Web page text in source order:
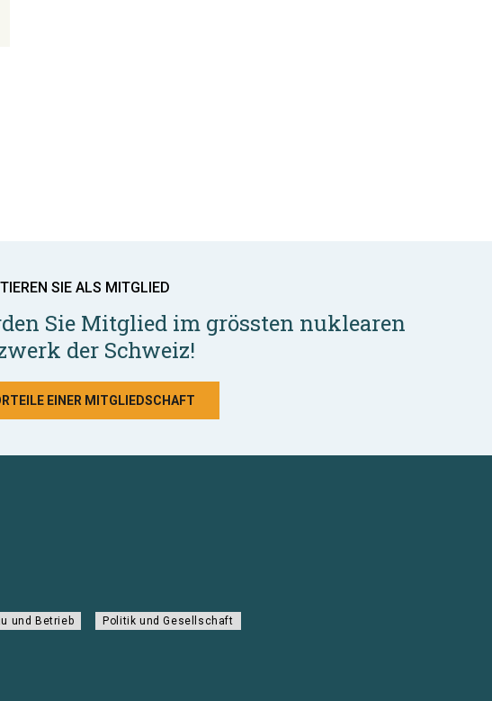
SIE ALS MITGLIED
Sie Mitglied im grössten nuklearen
der Schweiz!
EINER MITGLIEDSCHAFT
und Betrieb Politik und Gesellschaft